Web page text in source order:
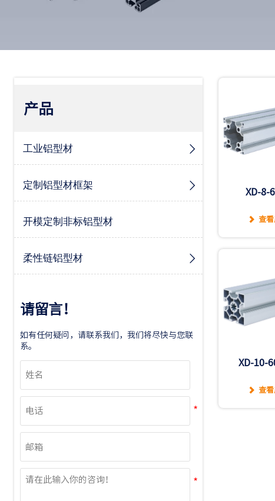
产品
工业铝型材 
定制铝型材框架 
开模定制非标铝型材
柔性链铝型材 
请留言！
如有任何疑问，请联系我们，我们将尽快与您联
系。
XD-8-
 查
XD-10-
 查